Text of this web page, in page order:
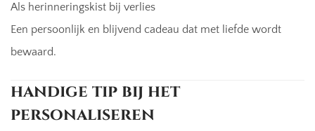
Als herinneringskist bij verlies
Een persoonlijk en blijvend cadeau dat met liefde wordt
bewaard.
handige tip bij het
personaliseren